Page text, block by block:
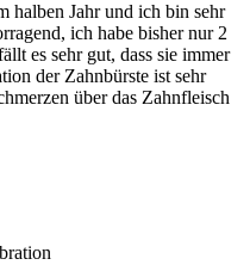
halben Jahr und ich bin sehr
ich habe bisher nur 2
es sehr gut, dass sie immer
der Zahnbürste ist sehr
über das Zahnfleisch